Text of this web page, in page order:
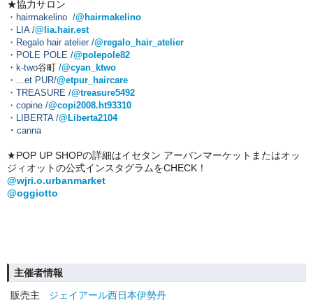
★協力サロン
・ hairmakelino /@hairmakelino
・ LIA /@lia.hair.est
・ Regalo hair atelier /@regalo_hair_atelier
・ POLE POLE /@polepole82
・ k-two谷町 /@cyan_ktwo
・ ...et PUR/@etpur_haircare
・ TREASURE /@treasure5492
・ copine /@copi2008.ht93310
・ LIBERTA /@Liberta2104
・ canna
★POP UP SHOPの詳細はイセタン アーバンマーケットまたはオッ
ジィオットの公式インスタグラムをCHECK！
@wjri.o.urbanmarket
@oggiotto
主催者情報
販売主
ジェイアール西日本伊勢丹